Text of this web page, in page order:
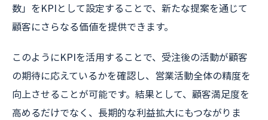
数」をKPIとして設定することで、新たな提案を通じて
顧客にさらなる価値を提供できます。
このようにKPIを活用することで、受注後の活動が顧客
の期待に応えているかを確認し、営業活動全体の精度を
向上させることが可能です。結果として、顧客満足度を
高めるだけでなく、長期的な利益拡大にもつながりま